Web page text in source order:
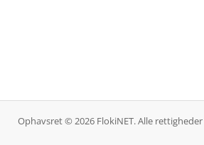
Ophavsret © 2026 FlokiNET. Alle